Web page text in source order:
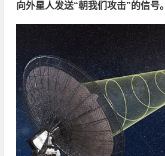
向外星人发送“朝我们攻击”的信号。